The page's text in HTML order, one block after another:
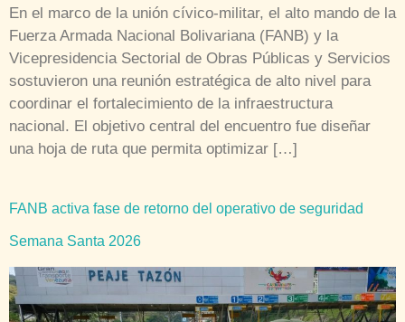
En el marco de la unión cívico-militar, el alto mando de la
Fuerza Armada Nacional Bolivariana (FANB) y la
Vicepresidencia Sectorial de Obras Públicas y Servicios
sostuvieron una reunión estratégica de alto nivel para
coordinar el fortalecimiento de la infraestructura
nacional. El objetivo central del encuentro fue diseñar
una hoja de ruta que permita optimizar […]
FANB activa fase de retorno del operativo de seguridad
Semana Santa 2026